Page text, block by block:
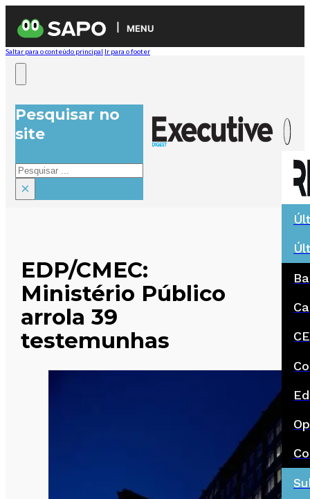
MENU
Saltar para o conteúdo principal Ir para o footer
Pesquisar no
site
Pesquisar
×
EDP/CMEC:
Ministério Público
arrola 39
testemunhas